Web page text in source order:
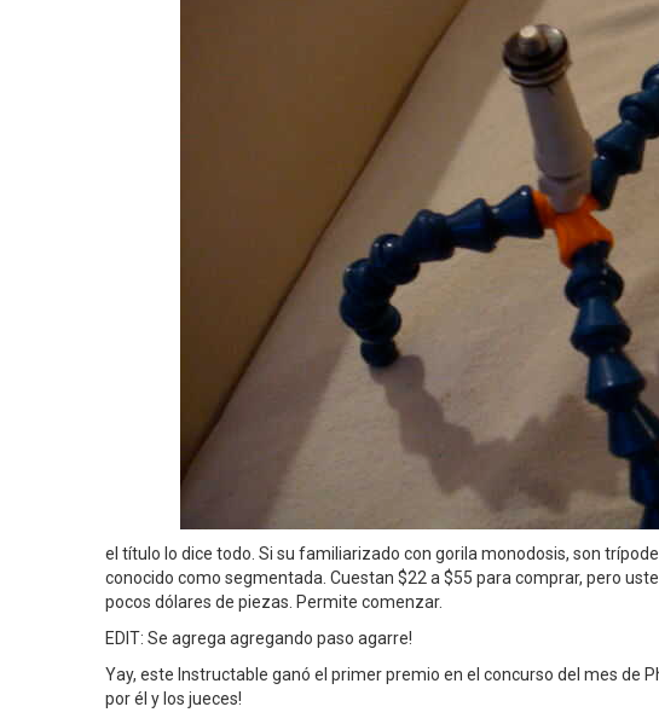
el título lo dice todo. Si su familiarizado con gorila monodosis, son
conocido como segmentada. Cuestan $22 a $55 para comprar, pero
pocos dólares de piezas. Permite comenzar.
EDIT: Se agrega agregando paso agarre!
Yay, este Instructable ganó el primer premio en el concurso del mes de
por él y los jueces!